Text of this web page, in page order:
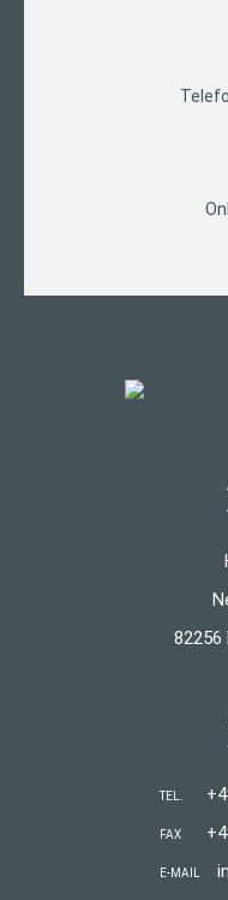
TEL.
FAX
E-MAIL